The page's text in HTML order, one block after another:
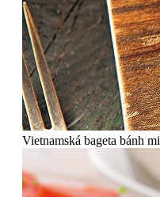
Vietnamská bageta bánh mi